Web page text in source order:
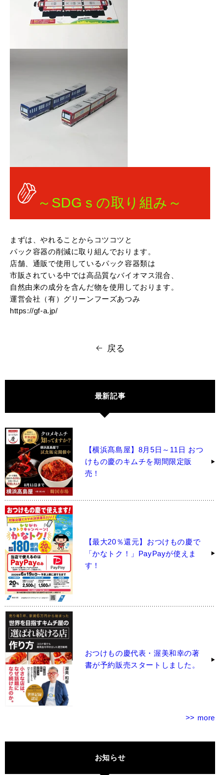
～SDGｓの取り組み～
まずは、やれることからコツコツと
パック容器の削減に取り組んでおります。
店舗、通販で使用しているパック容器類は
市販されている中では高品質なバイオマス混合、
自然由来の成分を含んだ物を使用しております。
運営会社（有）グリーンフーズあつみ
https://gf-a.jp/
戻る
最新記事
【横浜髙島屋】8月5日～11日 おつ
けもの慶のキムチを期間限定販
売！
【最大20％還元】おつけもの慶で
「かなトク！」PayPayが使えま
す！
おつけもの慶代表・渥美和幸の著
書が予約販売スタートしました。
>> more
お知らせ